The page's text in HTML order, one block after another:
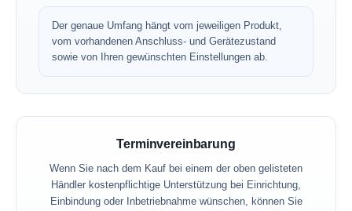
Der genaue Umfang hängt vom jeweiligen Produkt,
vom vorhandenen Anschluss- und Gerätezustand
sowie von Ihren gewünschten Einstellungen ab.
Terminvereinbarung
Wenn Sie nach dem Kauf bei einem der oben gelisteten
Händler kostenpflichtige Unterstützung bei Einrichtung,
Einbindung oder Inbetriebnahme wünschen, können Sie